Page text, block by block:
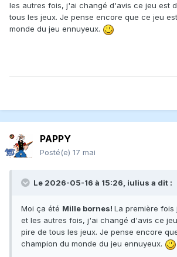
les autres fois, j'ai changé d'avis ce jeu est
tous les jeux. Je pense encore que ce jeu
monde du jeu ennuyeux.
PAPPY
Posté(e) 17 mai
Le 2026-05-16 à 15:26, iulius a dit :
Moi ça été Mille bornes! La première fois
et les autres fois, j'ai changé d'avis ce
pire de tous les jeux. Je pense encore
champion du monde du jeu ennuyeux.